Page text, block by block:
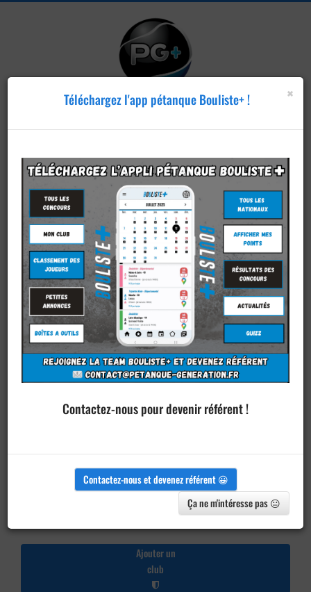
Publier un
concours
Ajouter un
club
×
Téléchargez l'app pétanque Bouliste+ !
Contactez-nous pour devenir référent !
Contactez-nous et devenez référent 😀
Ça ne m'intéresse pas 😐